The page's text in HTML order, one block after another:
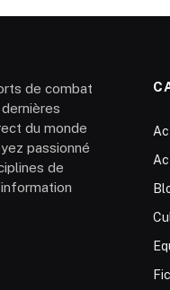
de combat
du monde
passionné
de